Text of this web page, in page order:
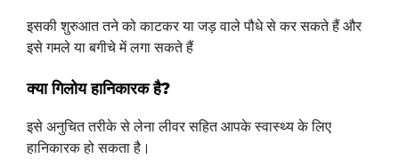
इसकी शुरुआत तने को काटकर या जड़ वाले पौधे से कर सकते हैं और
इसे गमले या बगीचे में लगा सकते हैं
क्या गिलोय हानिकारक है?
इसे अनुचित तरीके से लेना लीवर सहित आपके स्वास्थ्य के लिए
हानिकारक हो सकता है।